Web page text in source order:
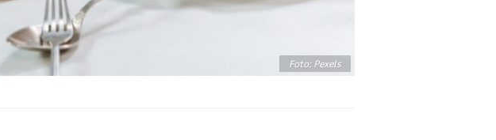
Foto: Pexels